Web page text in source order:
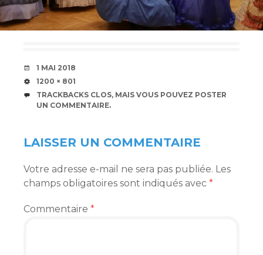
DATE
1 MAI 2018
TAILLE
1200 × 801
TRACKBACKS CLOS, MAIS VOUS POUVEZ POSTER
UN COMMENTAIRE.
LAISSER UN COMMENTAIRE
Votre adresse e-mail ne sera pas publiée. Les
champs obligatoires sont indiqués avec *
Commentaire *